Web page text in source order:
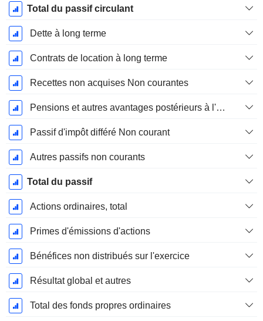
Total du passif circulant
Dette à long terme
Contrats de location à long terme
Recettes non acquises Non courantes
Pensions et autres avantages postérieurs à l'emploi
Passif d'impôt différé Non courant
Autres passifs non courants
Total du passif
Actions ordinaires, total
Primes d'émissions d'actions
Bénéfices non distribués sur l'exercice
Résultat global et autres
Total des fonds propres ordinaires